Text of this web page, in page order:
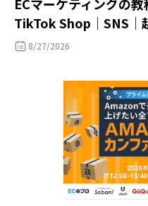
ECマーケティングの
TikTok Shop｜SNS｜
8/27/2026